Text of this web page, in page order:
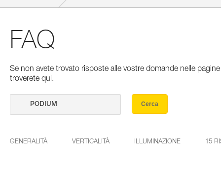
FAQ
Se non avete trovato risposte alle vostre domande nelle
troverete qui.
Cerca
GENERALITÀ VERTICALITÀ ILLUMINAZIONE 15